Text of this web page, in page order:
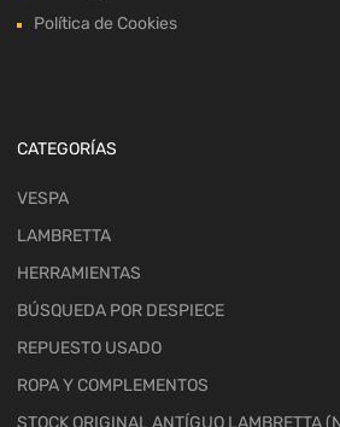
Política de Cookies
CATEGORÍAS
VESPA
LAMBRETTA
HERRAMIENTAS
BÚSQUEDA POR DESPIECE
REPUESTO USADO
ROPA Y COMPLEMENTOS
STOCK ORIGINAL ANTÍGUO LAMBRETTA